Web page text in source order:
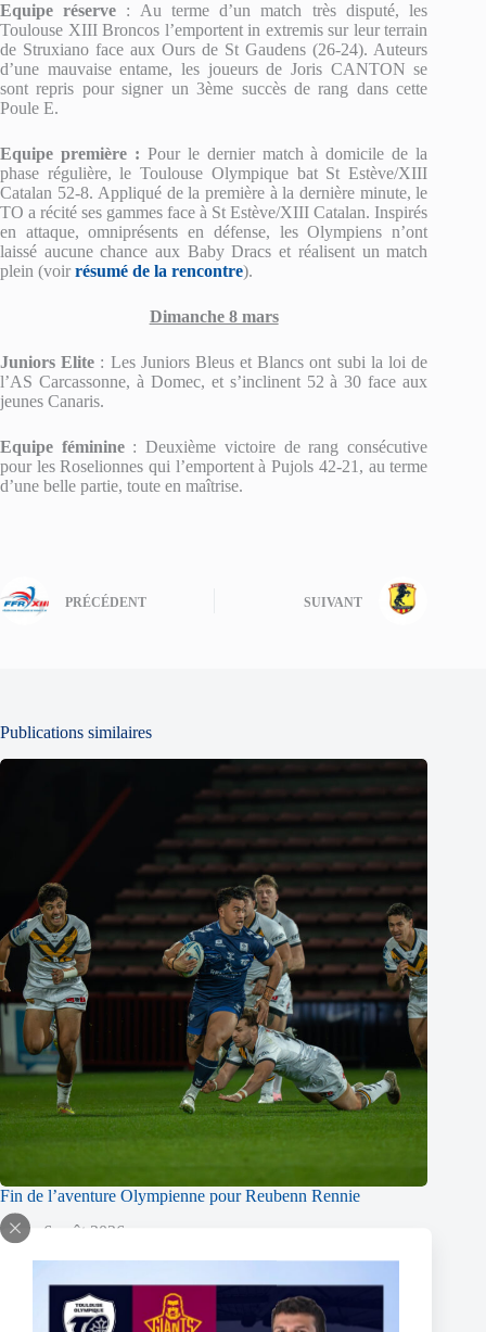
Equipe réserve : Au terme d’un match très disputé, les
Toulouse XIII Broncos l’emportent in extremis sur leur terrain
de Struxiano face aux Ours de St Gaudens (26-24). Auteurs
d’une mauvaise entame, les joueurs de Joris CANTON se
sont repris pour signer un 3ème succès de rang dans cette
Poule E.
Equipe première : Pour le dernier match à domicile de la
phase régulière, le Toulouse Olympique bat St Estève/XIII
Catalan 52-8. Appliqué de la première à la dernière minute, le
TO a récité ses gammes face à St Estève/XIII Catalan. Inspirés
en attaque, omniprésents en défense, les Olympiens n’ont
laissé aucune chance aux Baby Dracs et réalisent un match
plein (voir résumé de la rencontre).
Dimanche 8 mars
Juniors Elite : Les Juniors Bleus et Blancs ont subi la loi de
l’AS Carcassonne, à Domec, et s’inclinent 52 à 30 face aux
jeunes Canaris.
Equipe féminine: Deuxième victoire de rang consécutive
pour les Roselionnes qui l’emportent à Pujols 42-21, au terme
d’une belle partie, toute en maîtrise.
PRÉCÉDENT SUIVANT
Publications similaires
Fin de l’aventure Olympienne pour Reubenn Rennie
6 août 2026